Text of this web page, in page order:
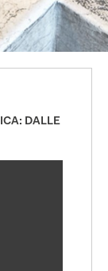
DALLE